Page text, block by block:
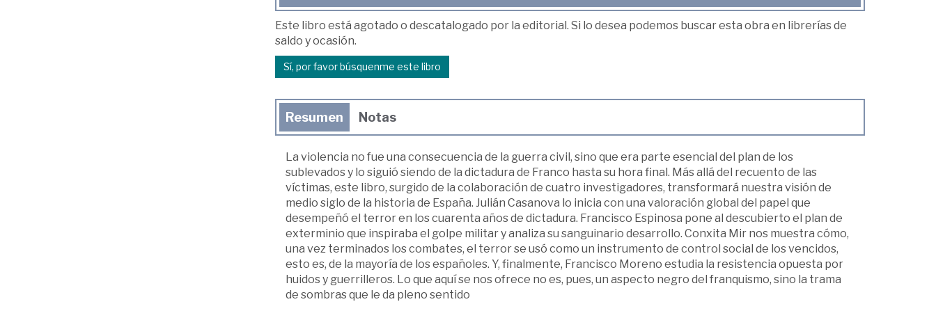
Este libro está agotado o descatalogado por la editorial. Si lo desea podemos buscar esta obra en librerías de
saldo y ocasión.
Sí, por favor búsquenme este libro
Resumen Notas
La violencia no fue una consecuencia de la guerra civil, sino que era parte esencial del plan de los
sublevados y lo siguió siendo de la dictadura de Franco hasta su hora final. Más allá del recuento de las
víctimas, este libro, surgido de la colaboración de cuatro investigadores, transformará nuestra visión de
medio siglo de la historia de España. Julián Casanova lo inicia con una valoración global del papel que
desempeñó el terror en los cuarenta años de dictadura. Francisco Espinosa pone al descubierto el plan de
exterminio que inspiraba el golpe militar y analiza su sanguinario desarrollo. Conxita Mir nos muestra cómo,
una vez terminados los combates, el terror se usó como un instrumento de control social de los vencidos,
esto es, de la mayoría de los españoles. Y, finalmente, Francisco Moreno estudia la resistencia opuesta por
huidos y guerrilleros. Lo que aquí se nos ofrece no es, pues, un aspecto negro del franquismo, sino la trama
de sombras que le da pleno sentido